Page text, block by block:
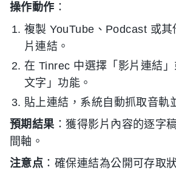
操作動作 ：
複製 YouTube、Podcast 或其
片連結。
在 Tinrec 中選擇「影片連結
文字」功能。
貼上連結，系統自動抓取音軌
預期結果 ：獲得影片內容的逐字
間軸。
注意点 ：確保連結為公開可存取